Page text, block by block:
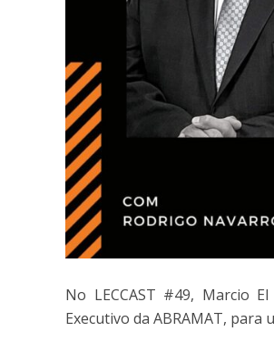
No LECCAST #49, Marcio
Executivo da ABRAMAT, para